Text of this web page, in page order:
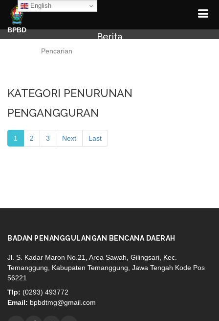
English
BPBD
Berita
KATEGORI PENURUNAN
PENGANGGURAN
1 2 3 Next Last
BADAN PENANGGULANGAN BENCANA DAERAH
Jl. S. Kadar Maron No.21, Area Sawah, Gilingsari, Kec.
Temanggung, Kabupaten Temanggung, Jawa Tengah Kode Pos
56221
Tlp: (0293) 493772
Email: bpbdtmg@gmail.com